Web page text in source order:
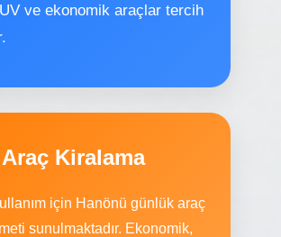
ve ekonomik araçlar tercih
Kiralama
için Hanönü günlük araç
sunulmaktadır. Ekonomik,